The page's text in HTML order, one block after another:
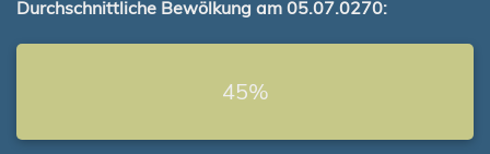
Durchschnittliche Bewölkung am 05.07.0270:
45%